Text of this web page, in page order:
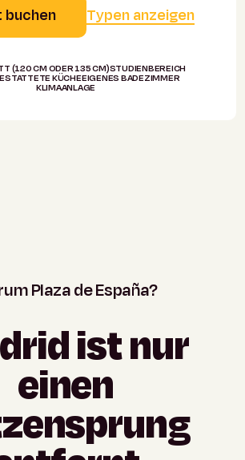
buchen Typen anzeigen
(120 CM ODER 135 CM)STUDIENBEREICH
KÜCHEEIGENES BADEZIMMER
KLIMAANLAGE
PlazadeEspaña?
istnur
einen